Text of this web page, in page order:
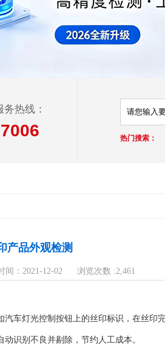
热线：
热门搜索：
产品外观检测
间：2021-12-02 浏览次数 :2,461
车灯光控制按钮上的丝印标识，在丝印
识别不良并剔除，节约人工成本。